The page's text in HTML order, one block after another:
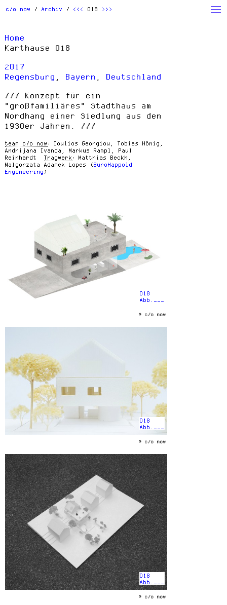
c/o now Archiv <<< 018 >>>
Archiv Studio
Products
Home
Karthause 018
2017
Regensburg
Bayern Deutschland
Konzept für ein
"großfamiliäres" Stadthaus am
Nordhang einer Siedlung aus den
1930er Jahren.
team c/o now
Ioulios Georgiou, Tobias Hönig,
Andrijana Ivanda, Markus Rampl, Paul
Reinhardt
Tragwerk
Matthias Beckh,
Malgorzata Adamek Lopes (BuroHappold
Engineering )
018
Abb.___
© c/o now
018
Abb.___
© c/o now
018
Abb.___
© c/o now